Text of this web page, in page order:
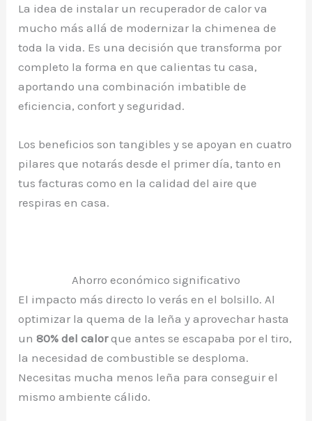
La idea de instalar un recuperador de calor va
mucho más allá de modernizar la chimenea de
toda la vida. Es una decisión que transforma por
completo la forma en que calientas tu casa,
aportando una combinación imbatible de
eficiencia, confort y seguridad.
Los beneficios son tangibles y se apoyan en cuatro
pilares que notarás desde el primer día, tanto en
tus facturas como en la calidad del aire que
respiras en casa.
Ahorro económico significativo
El impacto más directo lo verás en el bolsillo. Al
optimizar la quema de la leña y aprovechar hasta
un80% del calorque antes se escapaba por el tiro,
la necesidad de combustible se desploma.
Necesitas mucha menos leña para conseguir el
mismo ambiente cálido.